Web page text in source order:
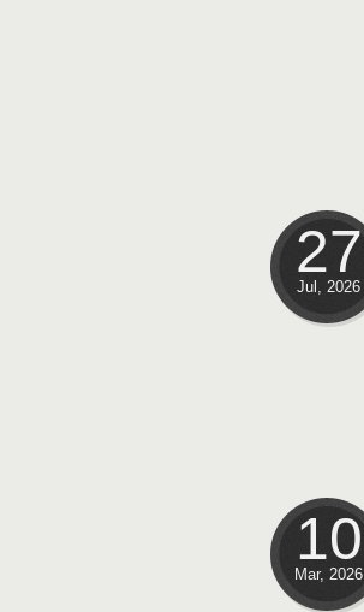
27
Jul, 2026
10
Mar, 2026